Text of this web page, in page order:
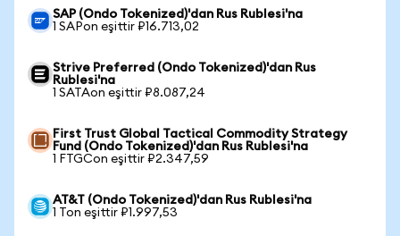
SAP (Ondo Tokenized)'dan Rus Rublesi'na
1 SAPon eşittir ₽16.713,02
Strive Preferred (Ondo Tokenized)'dan Rus
Rublesi'na
1 SATAon eşittir ₽8.087,24
First Trust Global Tactical Commodity Strategy
Fund (Ondo Tokenized)'dan Rus Rublesi'na
1 FTGCon eşittir ₽2.347,59
AT&T (Ondo Tokenized)'dan Rus Rublesi'na
1 Ton eşittir ₽1.997,53